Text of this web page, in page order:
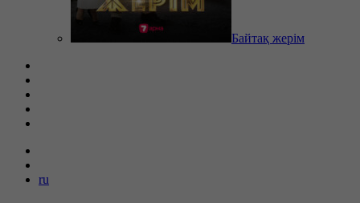
Байтақ жерім
ru